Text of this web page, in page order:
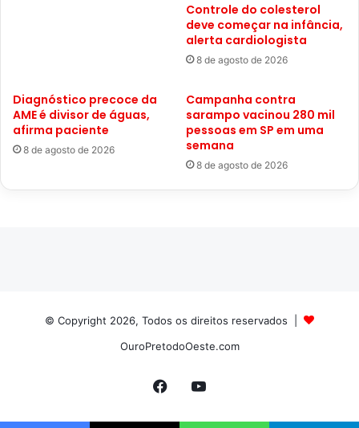
Controle do colesterol
deve começar na infância,
alerta cardiologista
8 de agosto de 2026
Diagnóstico precoce da
AME é divisor de águas,
afirma paciente
8 de agosto de 2026
Campanha contra
sarampo vacinou 280 mil
pessoas em SP em uma
semana
8 de agosto de 2026
© Copyright 2026, Todos os direitos reservados |
OuroPretodoOeste.com
FacebookYouTube